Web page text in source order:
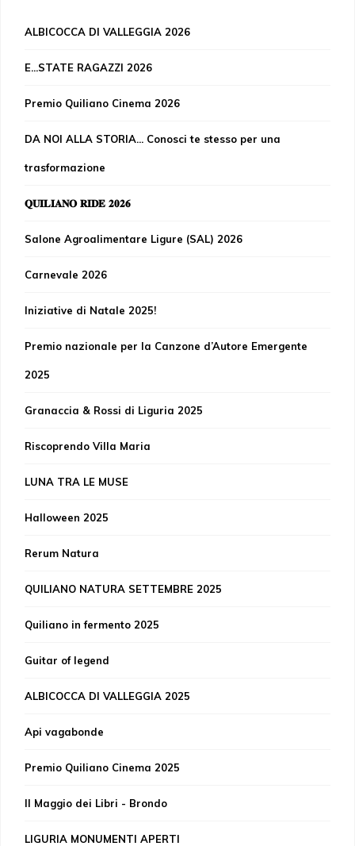
ALBICOCCA DI VALLEGGIA 2026
E...STATE RAGAZZI 2026
Premio Quiliano Cinema 2026
DA NOI ALLA STORIA... Conosci te stesso per una
trasformazione
𝐐𝐔𝐈𝐋𝐈𝐀𝐍𝐎 𝐑𝐈𝐃𝐄 𝟐𝟎𝟐𝟔
Salone Agroalimentare Ligure (SAL) 2026
Carnevale 2026
Iniziative di Natale 2025!
Premio nazionale per la Canzone d’Autore Emergente
2025
Granaccia & Rossi di Liguria 2025
Riscoprendo Villa Maria
LUNA TRA LE MUSE
Halloween 2025
Rerum Natura
QUILIANO NATURA SETTEMBRE 2025
Quiliano in fermento 2025
Guitar of legend
ALBICOCCA DI VALLEGGIA 2025
Api vagabonde
Premio Quiliano Cinema 2025
Il Maggio dei Libri - Brondo
LIGURIA MONUMENTI APERTI